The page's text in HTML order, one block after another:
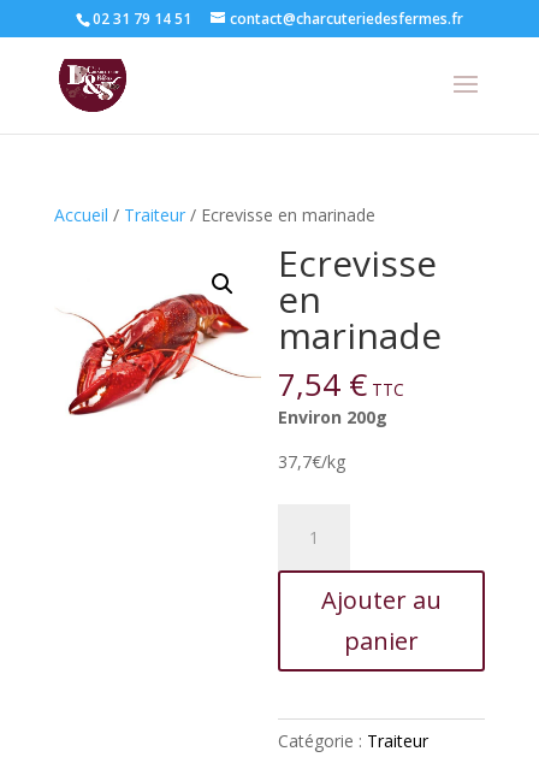
02 31 79 14 51 contact@charcuteriedesfermes.fr
Accueil / Traiteur/ Ecrevisse en marinade
Ecrevisse
en
marinade
7,54 € TTC
Environ 200g
37,7€/kg
Ecrevisse
Ajouter au
panier
Catégorie : Traiteur